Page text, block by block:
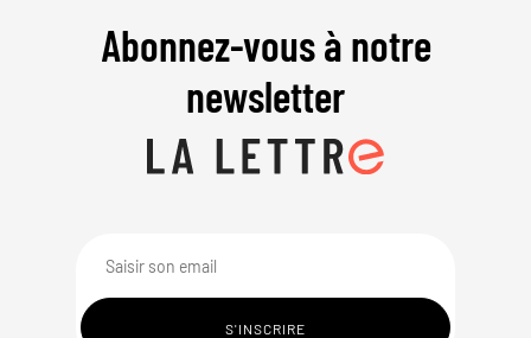
Abonnez-vous à notre
newsletter